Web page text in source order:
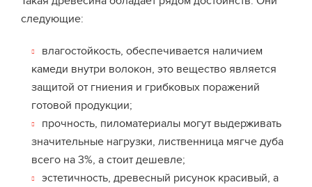
следующие:
влагостойкость, обеспечивается наличием
камеди внутри волокон, это вещество является
защитой от гниения и грибковых поражений
готовой продукции;
прочность, пиломатериалы могут выдерживать
значительные нагрузки, лиственница мягче дуба
всего на 3%, а стоит дешевле;
эстетичность, древесный рисунок красивый, а